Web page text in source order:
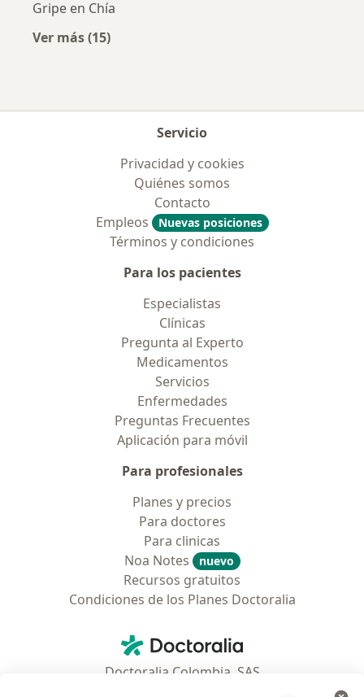
Gripe en Chía
Ver más (15)
Servicio
Privacidad y cookies
Quiénes somos
Contacto
Empleos
Nuevas posiciones
Términos y condiciones
Para los pacientes
Especialistas
Clínicas
Pregunta al Experto
Medicamentos
Servicios
Enfermedades
Preguntas Frecuentes
Aplicación para móvil
Para profesionales
Planes y precios
Para doctores
Para clinicas
Noa Notes
nuevo
Recursos gratuitos
Condiciones de los Planes Doctoralia
Doctoralia - Página de inicio
Doctoralia Colombia, SAS